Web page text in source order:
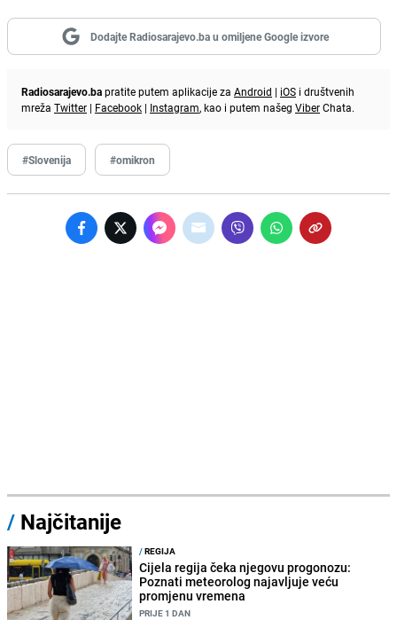
Dodajte Radiosarajevo.ba u omiljene Google izvore
Radiosarajevo.bapratite putem aplikacije za Android | iOS i društvenih
mreža Twitter | Facebook | Instagram, kao i putem našeg ViberChata.
#Slovenija #omikron
/ Najčitanije
/REGIJA
Cijela regija čeka njegovu progonozu:
Poznati meteorolog najavljuje veću
promjenu vremena
PRIJE 1 DAN